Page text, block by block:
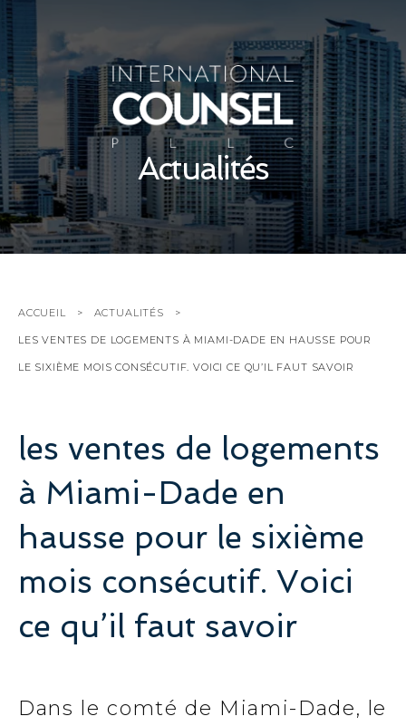
Actualités
ACCUEIL ACTUALITÉS
LES VENTES DE LOGEMENTS À MIAMI-DADE EN HAUSSE POUR
LE SIXIÈME MOIS CONSÉCUTIF. VOICI CE QU’IL FAUT SAVOIR
les ventes de logements
à Miami-Dade en
hausse pour le sixième
mois consécutif. Voici
ce qu’il faut savoir
Dans le comté de Miami-Dade, le